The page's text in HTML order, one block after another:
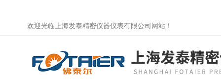
欢迎光临上海发泰精密仪器仪表有限公司网站！